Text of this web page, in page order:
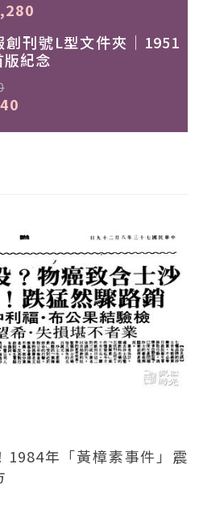
創刊號L型文件夾｜1951
版紀念
1984年「黃樟素事件」震